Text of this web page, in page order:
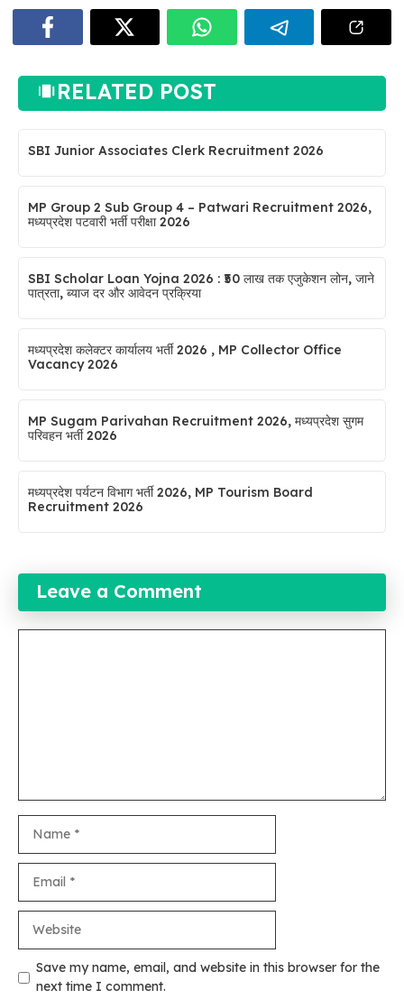
RELATED POST
SBI Junior Associates Clerk Recruitment 2026
MP Group 2 Sub Group 4 – Patwari Recruitment 2026,
मध्यप्रदेश पटवारी भर्ती परीक्षा 2026
SBI Scholar Loan Yojna 2026 : ₹50 लाख तक एजुकेशन लोन, जाने
पात्रता, ब्याज दर और आवेदन प्रक्रिया
मध्यप्रदेश कलेक्टर कार्यालय भर्ती 2026 , MP Collector Office
Vacancy 2026
MP Sugam Parivahan Recruitment 2026, मध्यप्रदेश सुगम
परिवहन भर्ती 2026
मध्यप्रदेश पर्यटन विभाग भर्ती 2026, MP Tourism Board
Recruitment 2026
Leave a Comment
Save my name, email, and website in this browser for the
next time I comment.